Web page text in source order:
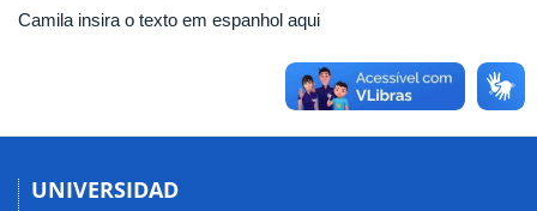
Camila insira o texto em espanhol aqui
UNIVERSIDAD